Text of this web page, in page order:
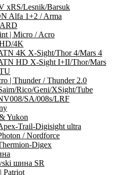
xRS/Lesnik/Barsuk
Alfa 1+2 / Arma
| Micro / Acro
4K
4K X-Sight/Thor 4/Mars 4
HD X-Sight I+II/Thor/Mars
| Thunder / Thunder 2.0
Rico/Geni/XSight/Tube
SA/008s/LRF
Yukon
Trail-Digisight ultra
/ Nordforce
Digex
шина SR
Patriot